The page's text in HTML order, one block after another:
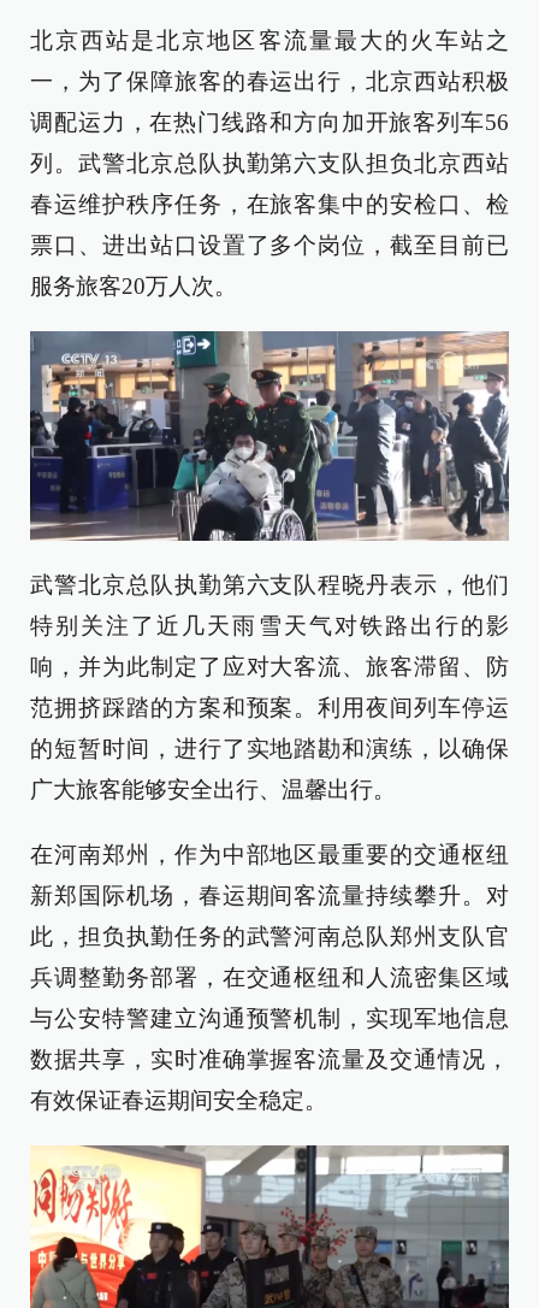
北京西站是北京地区客流量最大的火车站之
一，为了保障旅客的春运出行，北京西站积极
调配运力，在热门线路和方向加开旅客列车56
列。武警北京总队执勤第六支队担负北京西站
春运维护秩序任务，在旅客集中的安检口、检
票口、进出站口设置了多个岗位，截至目前已
服务旅客20万人次。
武警北京总队执勤第六支队程晓丹表示，他们
特别关注了近几天雨雪天气对铁路出行的影
响，并为此制定了应对大客流、旅客滞留、防
范拥挤踩踏的方案和预案。利用夜间列车停运
的短暂时间，进行了实地踏勘和演练，以确保
广大旅客能够安全出行、温馨出行。
在河南郑州，作为中部地区最重要的交通枢纽
新郑国际机场，春运期间客流量持续攀升。对
此，担负执勤任务的武警河南总队郑州支队官
兵调整勤务部署，在交通枢纽和人流密集区域
与公安特警建立沟通预警机制，实现军地信息
数据共享，实时准确掌握客流量及交通情况，
有效保证春运期间安全稳定。